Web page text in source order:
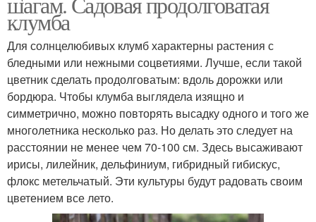
клумба
Для солнцелюбивых клумб характерны растения с
бледными или нежными соцветиями. Лучше, если такой
цветник сделать продолговатым: вдоль дорожки или
бордюра. Чтобы клумба выглядела изящно и
симметрично, можно повторять высадку одного и того же
многолетника несколько раз. Но делать это следует на
расстоянии не менее чем 70-100 см. Здесь высаживают
ирисы, лилейник, дельфиниум, гибридный гибискус,
флокс метельчатый. Эти культуры будут радовать своим
цветением все лето.